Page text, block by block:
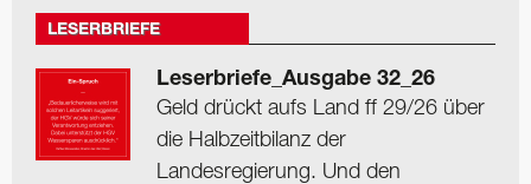
LESERBRIEFE
Leserbriefe_Ausgabe 32_26
Geld drückt aufs Land ff 29/26 über
die Halbzeitbilanz der
Landesregierung. Und den